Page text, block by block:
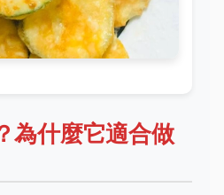
為什麼它適合做